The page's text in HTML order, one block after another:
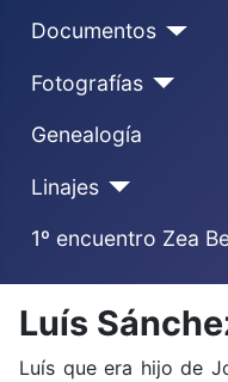
Documentos
Fotografías
Genealogía
Linajes
1º encuentro Zea
Luís
Luís que era hijo de